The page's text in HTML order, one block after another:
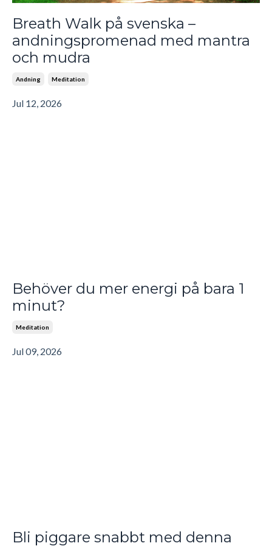
Breath Walk på svenska –
andningspromenad med mantra
och mudra
Andning Meditation
Jul 12, 2026
Behöver du mer energi på bara 1
minut?
Meditation
Jul 09, 2026
Bli piggare snabbt med denna